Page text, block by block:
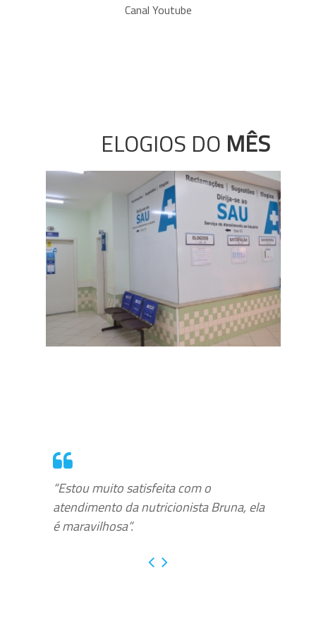
Canal Youtube
ELOGIOS DO MÊS
“Estou muito satisfeita com o
atendimento da nutricionista Bruna, ela
é maravilhosa”.